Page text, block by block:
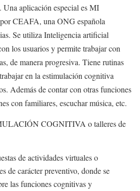
Una aplicación especial es MI
CEAFA, una ONG española
Se utiliza Inteligencia artificial
los usuarios y permite trabajar con
de manera progresiva. Tiene rutinas
en la estimulación cognitiva
Además de contar con otras funciones
con familiares, escuchar música, etc.
COGNITIVA o talleres de
de actividades virtuales o
de carácter preventivo, donde se
las funciones cognitivas y